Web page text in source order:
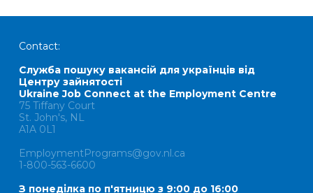
Contact:
Служба пошуку вакансій для українців від
Центру зайнятості
Ukraine Job Connect at the Employment Centre
75 Tiffany Court
St. John's, NL
A1A 0L1
EmploymentPrograms@gov.nl.ca
1-800-563-6600
З понеділка по п'ятницю з 9:00 до 16:00